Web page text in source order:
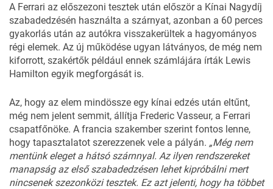
A Ferrari az előszezoni tesztek után először a Kínai Nagydíj
szabadedzésén használta a szárnyat, azonban a 60 perces
gyakorlás után az autókra visszakerültek a hagyományos
régi elemek. Az új működése ugyan látványos, de még nem
kiforrott, szakértők például ennek számlájára írták Lewis
Hamilton egyik megforgását is.
Az, hogy az elem mindössze egy kínai edzés után eltűnt,
még nem jelent semmit, állítja Frederic Vasseur, a Ferrari
csapatfőnöke. A francia szakember szerint fontos lenne,
hogy tapasztalatot szerezzenek vele a pályán. „Még nem
mentünk eleget a hátsó szárnnyal. Az ilyen rendszereket
manapság az első szabadedzésen lehet kipróbálni mert
nincsenek szezonközi tesztek. Ez azt jelenti, hogy ha többet